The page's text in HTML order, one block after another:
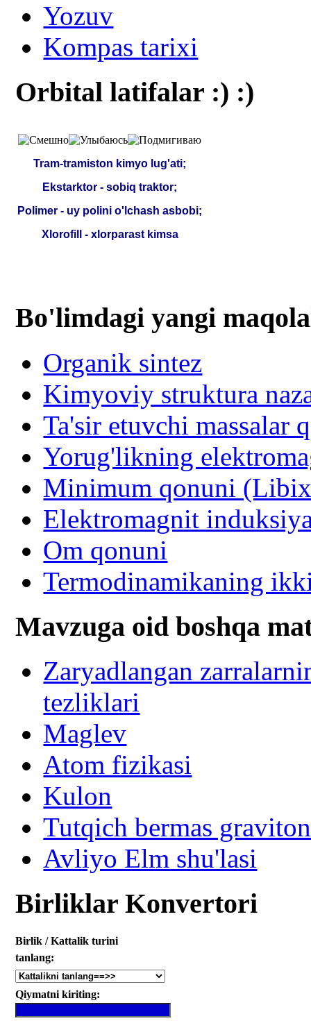
Yozuv
Kompas tarixi
Orbital latifalar :) :)
Tram-tramiston kimyo lug'ati;
Ekstarktor - sobiq traktor;
Polimer - uy polini o'lchash asbobi;
Xlorofill - xlorparast kimsa
Bo'limdagi yangi
Organik sintez
Kimyoviy struktura
Ta'sir etuvchi massalar
Yorug'likning
Minimum qonuni
Elektromagnit
Om qonuni
Termodinamikaning
Mavzuga oid boshqa
Zaryadlangan
tezliklari
Maglev
Atom fizikasi
Kulon
Tutqich bermas graviton
Avliyo Elm shu'lasi
Birliklar Konvertori
Birlik / Kattalik turini
tanlang:
Qiymatni kiriting: